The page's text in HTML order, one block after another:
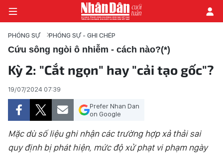
TRANG CHỦ
THỜI SỰ - CHÍNH TRỊ
E-MAGAZINE
GÓC NHÌN KINH TẾ
PHÓNG SỰ PHÓNG SỰ - GHI CHÉP
Cứu sông ngòi ô nhiễm - cách nào?(*)
Kỳ 2: "Cắt ngọn" hay "cải tạo gốc"?
19/07/2024 07:39
Prefer Nhan Dan
on Google
Mặc dù số liệu ghi nhận các trường hợp xả thải sai
quy định bị phát hiện, mức độ xử phạt vi phạm ngày